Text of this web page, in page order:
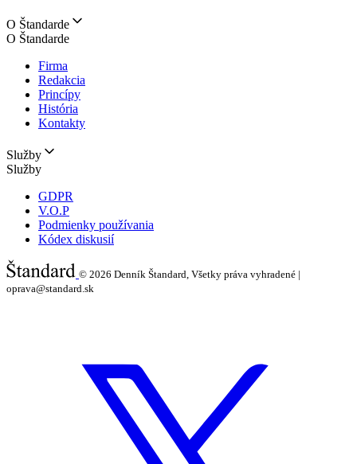
O Štandarde
O Štandarde
Firma
Redakcia
Princípy
História
Kontakty
Služby
Služby
GDPR
V.O.P
Podmienky používania
Kódex diskusií
© 2026 Denník Štandard, Všetky práva vyhradené |
oprava@standard.sk